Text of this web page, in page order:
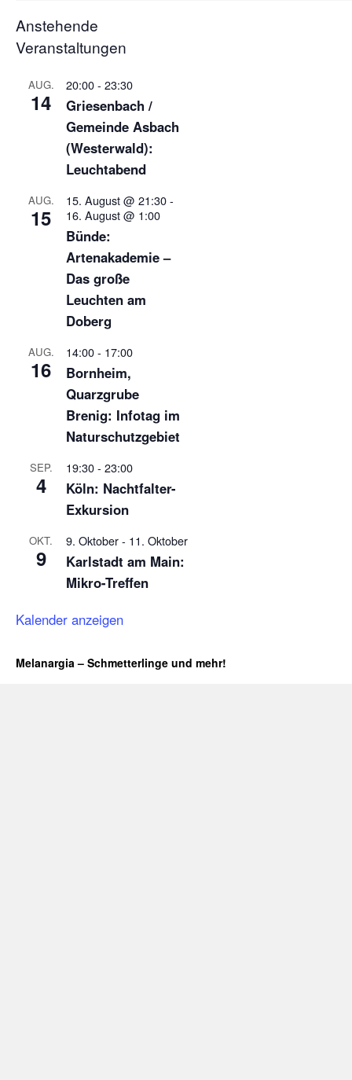
Anstehende
Veranstaltungen
AUG.
14
20:00- 23:30
Griesenbach /
Gemeinde Asbach
(Westerwald):
Leuchtabend
AUG.
15
15. August @ 21:30-
16. August @ 1:00
Bünde:
Artenakademie –
Das große
Leuchten am
Doberg
AUG.
16
14:00- 17:00
Bornheim,
Quarzgrube
Brenig: Infotag im
Naturschutzgebiet
SEP.
4
19:30- 23:00
Köln: Nachtfalter-
Exkursion
OKT.
9
9. Oktober- 11. Oktober
Karlstadt am Main:
Mikro-Treffen
Kalender anzeigen
Melanargia – Schmetterlinge und mehr!